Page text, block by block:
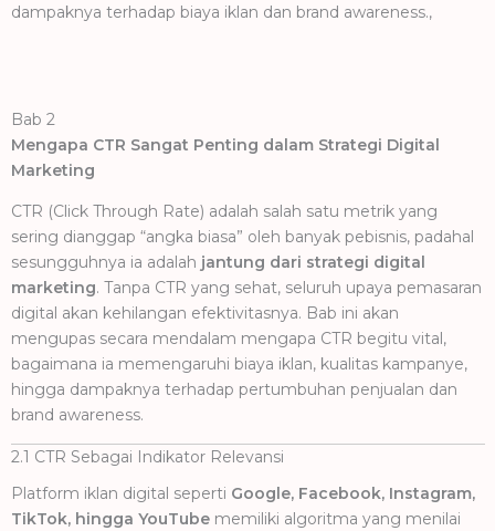
dampaknya terhadap biaya iklan dan brand awareness.,
Bab 2
Mengapa CTR Sangat Penting dalam Strategi Digital
Marketing
CTR (Click Through Rate) adalah salah satu metrik yang
sering dianggap “angka biasa” oleh banyak pebisnis, padahal
sesungguhnya ia adalah jantung dari strategi digital
marketing. Tanpa CTR yang sehat, seluruh upaya pemasaran
digital akan kehilangan efektivitasnya. Bab ini akan
mengupas secara mendalam mengapa CTR begitu vital,
bagaimana ia memengaruhi biaya iklan, kualitas kampanye,
hingga dampaknya terhadap pertumbuhan penjualan dan
brand awareness.
2.1 CTR Sebagai Indikator Relevansi
Platform iklan digital seperti Google, Facebook, Instagram,
TikTok, hingga YouTube memiliki algoritma yang menilai